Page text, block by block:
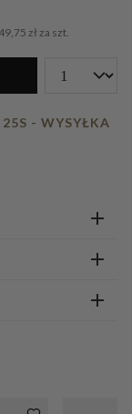
49,75 zł za szt.
- WYSYŁKA